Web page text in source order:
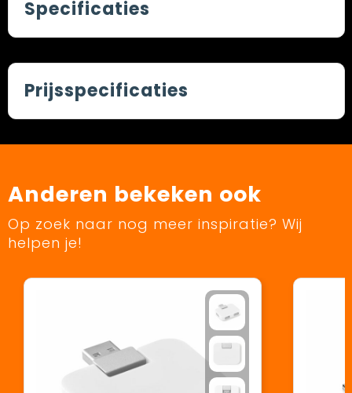
Specificaties
Prijsspecificaties
Anderen bekeken ook
Op zoek naar nog meer inspiratie? Wij
helpen je!